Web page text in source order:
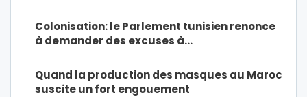
Colonisation: le Parlement tunisien renonce
à demander des excuses à…
Quand la production des masques au Maroc
suscite un fort engouement